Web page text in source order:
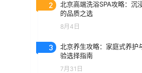
2
北京高端洗浴SPA攻略：沉
的品质之选
8月4日
3
北京养生攻略：家庭式养护
验选择指南
7月31日